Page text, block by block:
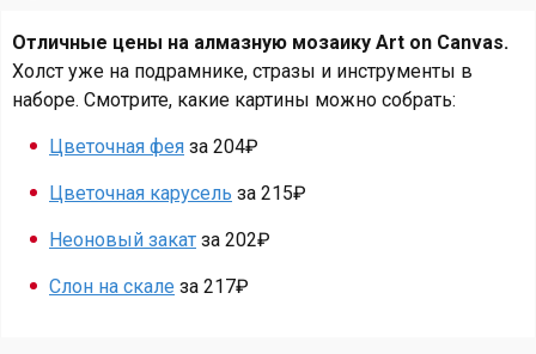
Отличные цены на алмазную мозаику Art on Canvas.
Холст уже на подрамнике, стразы и инструменты в
наборе. Смотрите, какие картины можно собрать:
Цветочная фея за 204₽
Цветочная карусель за 215₽
Неоновый закат за 202₽
Слон на скале за 217₽